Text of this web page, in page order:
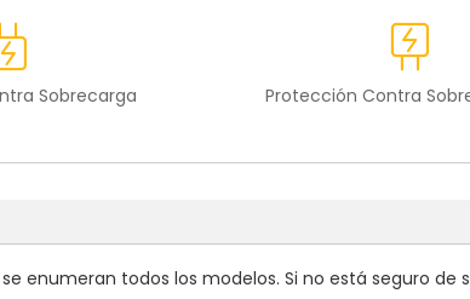
Sobrecarga Protección Contra
enumeran todos los modelos. Si no está seguro